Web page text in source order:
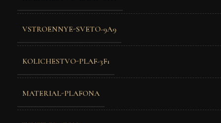
VSTROENNYE-SVETO-9A9
KOLICHESTVO-PLAF-3F1
MATERIAL-PLAFONA